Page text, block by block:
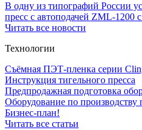
В одну из типографий России
пресс с автоподачей ZML-1200
Читать все новости
Технологии
Съёмная ПЭТ-пленка серии
Инструкция тигельного пресса
Предпродажная подготовка
Оборудование по производству
Бизнес-план!
Читать все статьи